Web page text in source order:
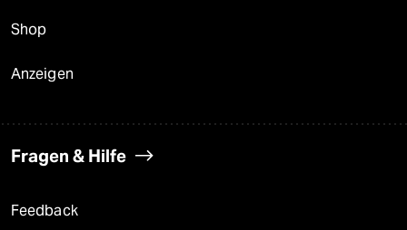
Shop
Anzeigen
Fragen & Hilfe
Feedback